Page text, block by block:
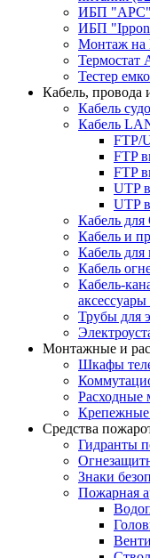
ИБП "APC"
ИБП
Монтаж на
Термостат
Тестер
Кабель, провода
Кабель
Кабель
FTP/
FTP
FTP
UTP
UTP
Кабель
Кабель и
Кабель
Кабель
Кабель-
аксессуары
Трубы для
Монтажные и
Шкафы
Расходные
Крепежные
Средства
Гидранты
Знаки
Пожарная